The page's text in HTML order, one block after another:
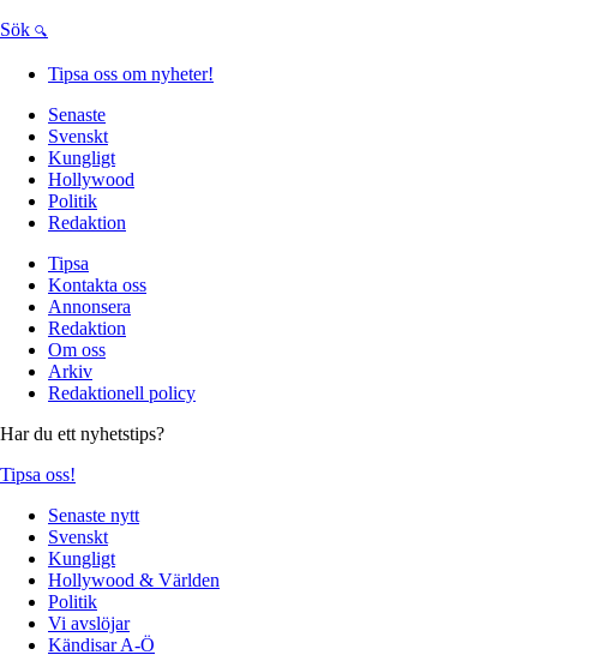
Sök
Tipsa oss om nyheter!
Senaste
Svenskt
Kungligt
Hollywood
Politik
Redaktion
Tipsa
Kontakta oss
Annonsera
Redaktion
Om oss
Arkiv
Redaktionell policy
Har du ett nyhetstips?
Tipsa oss!
Senaste nytt
Svenskt
Kungligt
Hollywood & Världen
Politik
Vi avslöjar
Kändisar A-Ö